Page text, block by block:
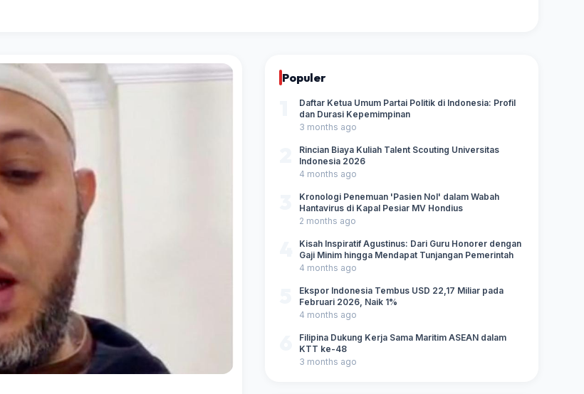
Populer
Daftar Ketua Umum Partai Politik di Indonesia: Profil
dan Durasi Kepemimpinan
3 months ago
Rincian Biaya Kuliah Talent Scouting Universitas
Indonesia 2026
4 months ago
Kronologi Penemuan 'Pasien Nol' dalam Wabah
Hantavirus di Kapal Pesiar MV Hondius
2 months ago
Kisah Inspiratif Agustinus: Dari Guru Honorer dengan
Gaji Minim hingga Mendapat Tunjangan Pemerintah
4 months ago
Ekspor Indonesia Tembus USD 22,17 Miliar pada
Februari 2026, Naik 1%
4 months ago
Filipina Dukung Kerja Sama Maritim ASEAN dalam
KTT ke-48
3 months ago